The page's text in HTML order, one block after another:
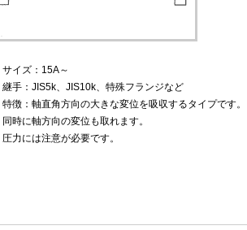
サイズ：15A～
継手：JIS5k、JIS10k、特殊フランジなど
特徴：軸直角方向の大きな変位を吸収するタイプです。
同時に軸方向の変位も取れます。
圧力には注意が必要です。